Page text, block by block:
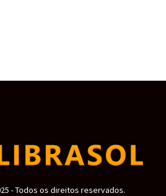
- Todos os direitos reservados.